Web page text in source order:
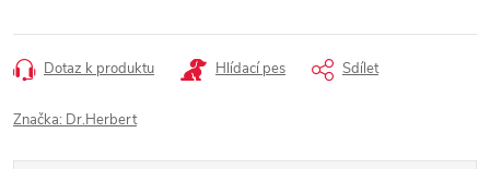
Dotaz k produktu Hlídací pes Sdílet
Značka: Dr.Herbert